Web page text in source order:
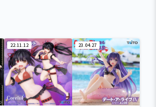
22.11.12 23.04.27